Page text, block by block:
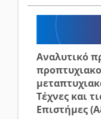
Αναλυτικό
Τέχνες και
Επιστήμες